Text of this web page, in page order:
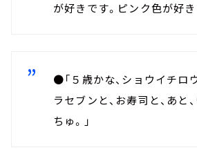
が好きです。ピンク色が好き
●「５歳かな、ショウイチロ
ラセブンと、お寿司と、あと
ちゅ。」